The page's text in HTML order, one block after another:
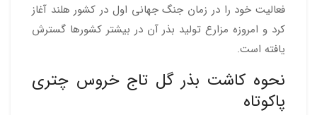
فعالیت خود را در زمان جنگ جهانی اول در کشور هلند آغاز
کرد و امروزه مزارع تولید بذر آن در بیشتر کشورها گسترش
یافته است.
نحوه کاشت بذر گل تاج خروس چتری
پاکوتاه